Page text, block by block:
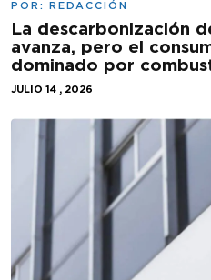
POR: REDACCIÓN
La descarbonización
avanza, pero el
dominado por
JULIO 14 , 2026